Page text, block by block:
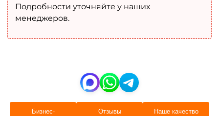
Подробности уточняйте у наших
менеджеров.
Бизнес-
Отзывы Наше качество